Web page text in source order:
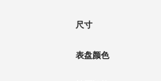
尺寸
少于30毫米
表盘颜色